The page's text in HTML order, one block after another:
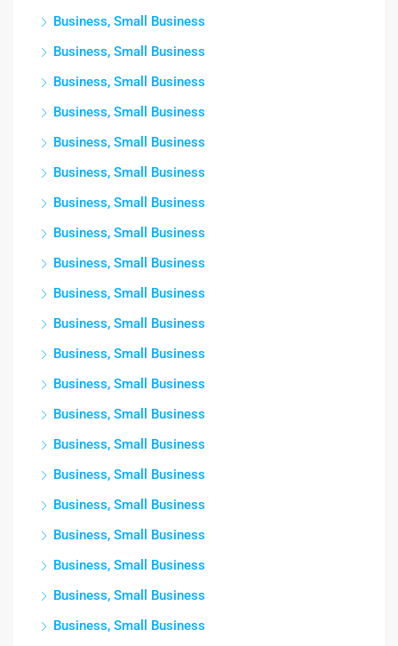
Business, Small Business
Business, Small Business
Business, Small Business
Business, Small Business
Business, Small Business
Business, Small Business
Business, Small Business
Business, Small Business
Business, Small Business
Business, Small Business
Business, Small Business
Business, Small Business
Business, Small Business
Business, Small Business
Business, Small Business
Business, Small Business
Business, Small Business
Business, Small Business
Business, Small Business
Business, Small Business
Business, Small Business